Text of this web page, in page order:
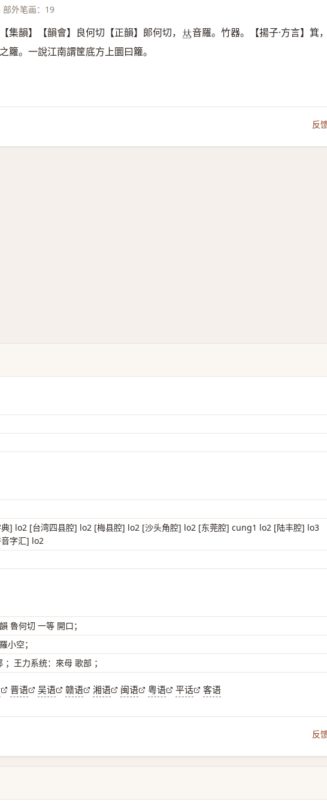
部外笔画：19
集韻】【韻會】良何切【正韻】郞何切， 𠀤音羅。竹器。【揚子·方言】箕
籮。一說江南謂筐底方上圜曰籮。
反
] lo2 [台湾四县腔] lo2 [梅县腔] lo2 [沙头角腔] lo2 [东莞腔] cung1 lo2 [陆丰腔] lo3
字汇] lo2
魯何切 一等 開口；
小空；
王力系统：來母 歌部 ；
晋语 吴语 赣语 湘语 闽语 粤语 平话 客语
反